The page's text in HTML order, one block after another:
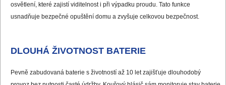
osvětlení, které zajistí viditelnost i při výpadku proudu. Tato funkce
usnadňuje bezpečné opuštění domu a zvyšuje celkovou bezpečnost.
DLOUHÁ ŽIVOTNOST BATERIE
Pevně zabudovaná baterie s životností až 10 let zajišťuje dlouhodobý